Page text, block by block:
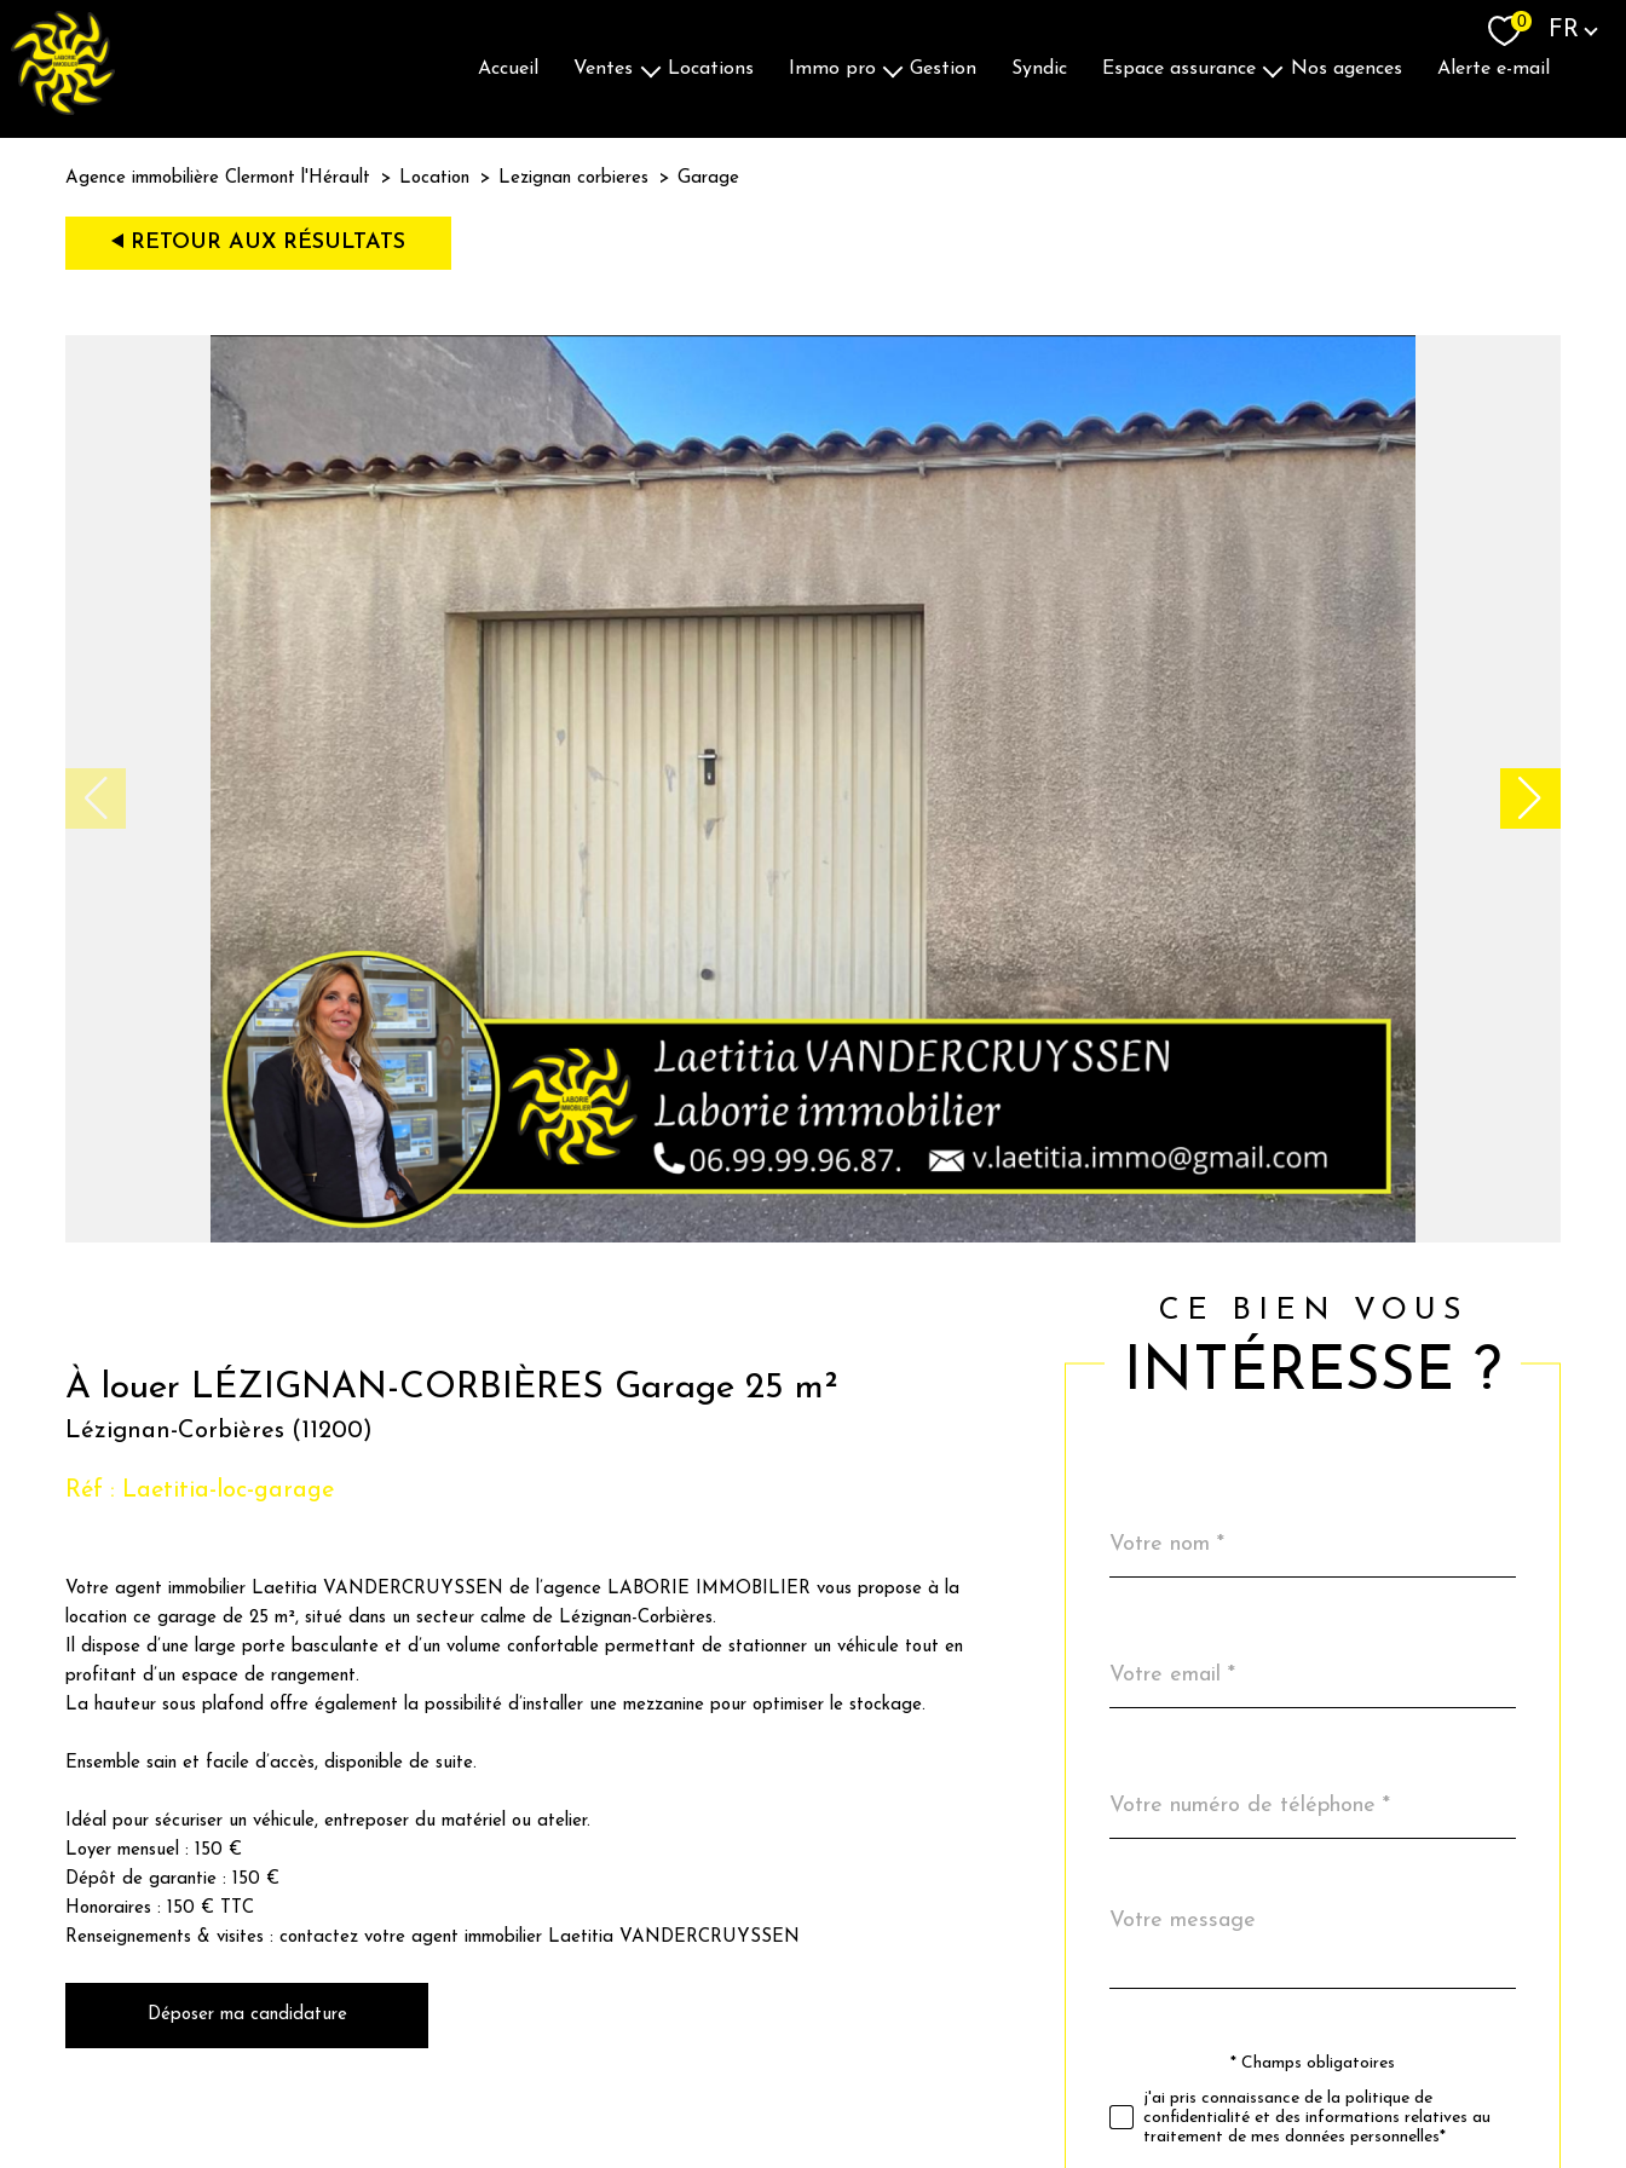
0 Langue
FR
accueil ventes locations immo pro gestion syndic espace assurance nos agences alerte e-mail
Agence immobilière Clermont l'Hérault Location Lezignan corbieres Garage
RETOUR AUX RÉSULTATS
À louer LÉZIGNAN-CORBIÈRES Garage 25 m²
Lézignan-Corbières (11200)
Réf : Laetitia-loc-garage
Votre agent immobilier Laetitia VANDERCRUYSSEN de l’agence LABORIE IMMOBILIER vous propose à la
location ce garage de 25 m², situé dans un secteur calme de Lézignan-Corbières.
Il dispose d’une large porte basculante et d’un volume confortable permettant de stationner un véhicule tout en
profitant d’un espace de rangement.
La hauteur sous plafond offre également la possibilité d’installer une mezzanine pour optimiser le stockage.
Ensemble sain et facile d’accès, disponible de suite.
Idéal pour sécuriser un véhicule, entreposer du matériel ou atelier.
Loyer mensuel : 150 €
Dépôt de garantie : 150 €
Honoraires : 150 € TTC
Renseignements & visites : contactez votre agent immobilier Laetitia VANDERCRUYSSEN
Déposer ma candidature
CE BIEN VOUS
INTÉRESSE ?
*
*
*
Fieldset
défaut
Message
Validation* Champs obligatoires
j'ai pris connaissance de la politique de
confidentialité et des informations relatives au
traitement de mes données personnelles*